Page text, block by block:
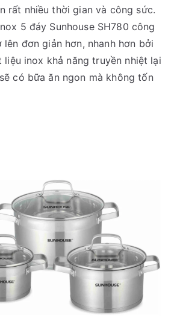
rất nhiều thời gian và công sức.
5 đáy Sunhouse SH780 công
đơn giản hơn, nhanh hơn bởi
inox khả năng truyền nhiệt lại
có bữa ăn ngon mà không tốn